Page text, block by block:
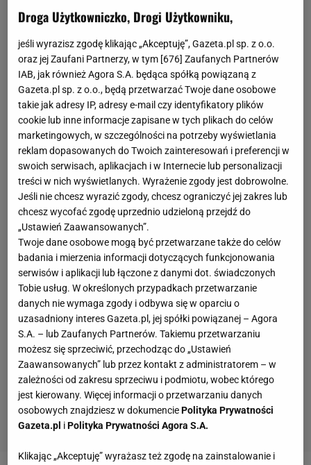
Droga Użytkowniczko, Drogi Użytkowniku,
jeśli wyrazisz zgodę klikając „Akceptuję”, Gazeta.pl sp. z o.o.
oraz jej Zaufani Partnerzy, w tym [676] Zaufanych Partnerów
IAB, jak również Agora S.A. będąca spółką powiązaną z
Gazeta.pl sp. z o.o., będą przetwarzać Twoje dane osobowe
takie jak adresy IP, adresy e-mail czy identyfikatory plików
cookie lub inne informacje zapisane w tych plikach do celów
marketingowych, w szczególności na potrzeby wyświetlania
reklam dopasowanych do Twoich zainteresowań i preferencji w
swoich serwisach, aplikacjach i w Internecie lub personalizacji
treści w nich wyświetlanych. Wyrażenie zgody jest dobrowolne.
Jeśli nie chcesz wyrazić zgody, chcesz ograniczyć jej zakres lub
chcesz wycofać zgodę uprzednio udzieloną przejdź do
„Ustawień Zaawansowanych”.
Twoje dane osobowe mogą być przetwarzane także do celów
badania i mierzenia informacji dotyczących funkcjonowania
serwisów i aplikacji lub łączone z danymi dot. świadczonych
Tobie usług. W określonych przypadkach przetwarzanie
danych nie wymaga zgody i odbywa się w oparciu o
uzasadniony interes Gazeta.pl, jej spółki powiązanej – Agora
S.A. – lub Zaufanych Partnerów. Takiemu przetwarzaniu
możesz się sprzeciwić, przechodząc do „Ustawień
Zaawansowanych” lub przez kontakt z administratorem – w
zależności od zakresu sprzeciwu i podmiotu, wobec którego
jest kierowany. Więcej informacji o przetwarzaniu danych
osobowych znajdziesz w dokumenciePolityka Prywatności
Gazeta.pl iPolityka Prywatności Agora S.A.
Klikając „Akceptuję” wyrażasz też zgodę na zainstalowanie i